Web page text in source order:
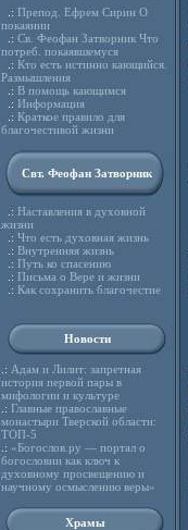
.: Препод. Ефрем Сирин О
покаянии
.: Св. Феофан Затворник Что
потреб. покаявшемуся
.: Кто есть истинно кающийся.
Размышления
.: В помощь кающимся
.: Информация
.: Краткое правило для
благочестивой жизни
Свт. Феофан Затворник
.: Наставления в духовной
жизни
.: Что есть духовная жизнь
.: Внутренняя жизнь
.: Путь ко спасению
.: Письма о Вере и жизни
.: Как сохранить благочестие
Новости
.: Адам и Лилит: запретная
история первой пары в
мифологии и культуре
.: Главные православные
монастыри Тверской области:
ТОП-5
.: «Богослов.ру — портал о
богословии как ключ к
духовному просвещению и
научному осмыслению веры»
Храмы